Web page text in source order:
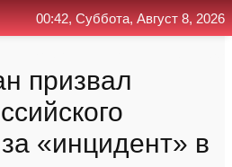
призвал
«инцидент» в
00:42, Суббота, Август 8, 2026